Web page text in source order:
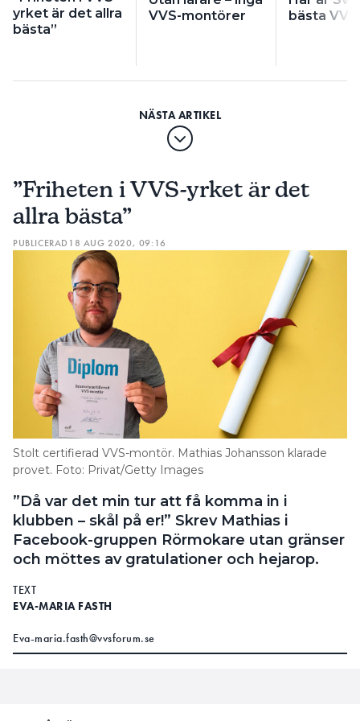
yrket är det allra
bästa”
VVS-montörer
bästa
”Friheten i VVS-yrket är det
allra bästa”
PUBLICERAD 18 AUG 2020, 09:16
Stolt certifierad VVS-montör. Mathias Johansson klarade
provet. Foto: Privat/Getty Images
”Då var det min tur att få komma in i
klubben – skål på er!” Skrev Mathias i
Facebook-gruppen Rörmokare utan gränser
och möttes av gratulationer och hejarop.
TEXT
EVA-MARIA FASTH
Eva-maria.fasth@vvsforum.se